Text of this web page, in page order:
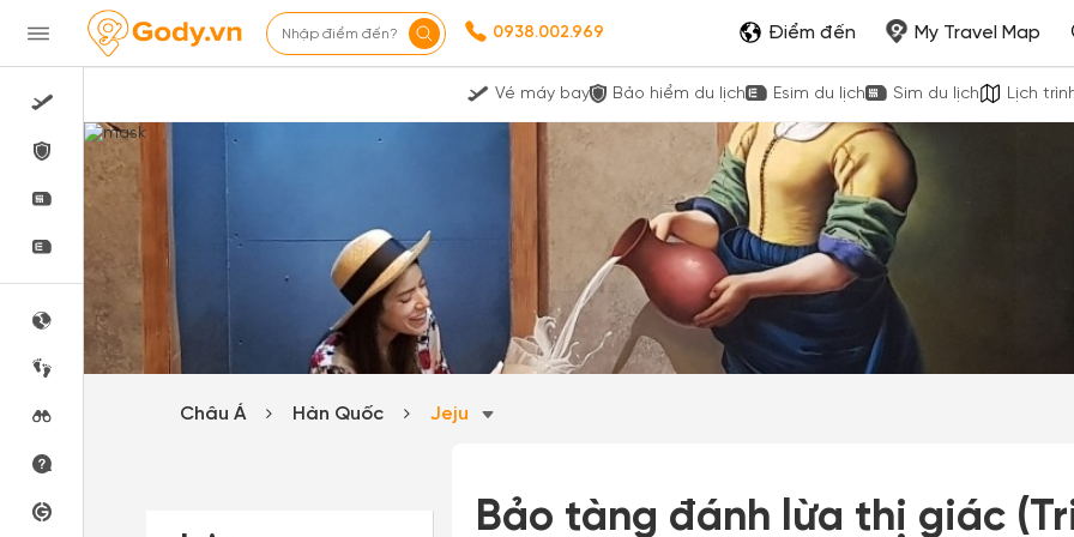
Nhập điểm đến? 0938.002.969 Điểm đến My Travel Map
Vé máy bay Bảo hiểm du lịch Esim du lịch Sim du lịch Lịch
Châu Á Hàn Quốc Jeju
Bảo tàng đánh lừa thị giác